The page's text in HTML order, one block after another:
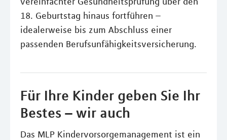
18. Geburtstag hinaus fortführen –
idealerweise bis zum Abschluss einer
passenden Berufsunfähigkeitsversicherung.
Für Ihre Kinder geben Sie Ihr
Bestes – wir auch
Das MLP Kindervorsorgemanagement ist ein